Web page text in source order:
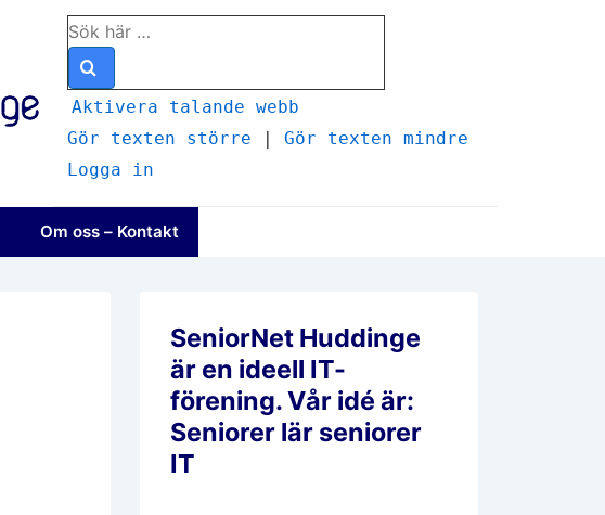
Sök
efter:
Aktivera talande webb
Gör texten större | Gör texten mindre
Logga in
Om oss – Kontakt
SeniorNet Huddinge
är en ideell IT-
förening. Vår idé är:
Seniorer lär seniorer
IT